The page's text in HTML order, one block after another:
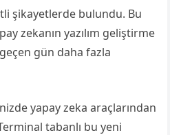
şikayetlerde bulundu. Bu
zekanın yazılım geliştirme
gün daha fazla
yapay zeka araçlarından
tabanlı bu yeni